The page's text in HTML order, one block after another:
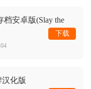
安卓版(Slay the
下载
汉化版